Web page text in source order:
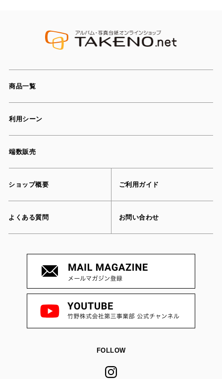
商品一覧
利用シーン
端数販売
ショップ概要 ご利用ガイド
よくある質問 お問い合わせ
FOLLOW